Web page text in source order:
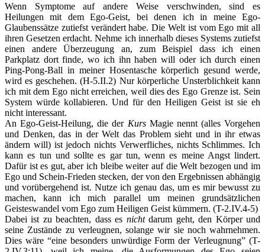
Wenn Symptome auf andere Weise verschwinden, sind es
Heilungen mit dem Ego-Geist, bei denen ich in meine Ego-
Glaubenssätze zutiefst verändert habe. Die Welt ist vom Ego mit all
ihren Gesetzen erdacht. Nehme ich innerhalb dieses Systems zutiefst
einen andere Überzeugung an, zum Beispiel dass ich einen
Parkplatz dort finde, wo ich ihn haben will oder ich durch einen
Ping-Pong-Ball in meiner Hosentasche körperlich gesund werde,
wird es geschehen. (H-5.II.2) Nur körperliche Unsterblichkeit kann
ich mit dem Ego nicht erreichen, weil dies des Ego Grenze ist. Sein
System würde kollabieren. Und für den Heiligen Geist ist sie eh
nicht interessant.
An Ego-Geist-Heilung, die der KursMagie nennt (alles Vorgehen
und Denken, das in der Welt das Problem sieht und in ihr etwas
ändern will) ist jedoch nichts Verwerfliches, nichts Schlimmes. Ich
kann es tun und sollte es gar tun, wenn es meine Angst lindert.
Dafür ist es gut, aber ich bleibe weiter auf die Welt bezogen und im
Ego und Schein-Frieden stecken, der von den Ergebnissen abhängig
und vorübergehend ist. Nutze ich genau das, um es mir bewusst zu
machen, kann ich mich parallel um meinen grundsätzlichen
Geisteswandel vom Ego zum Heiligen Geist kümmern. (T-2.IV.4-5)
Dabei ist zu beachten, dass es nichtdarum geht, den Körper und
seine Zustände zu verleugnen, solange wir sie noch wahrnehmen.
Dies wäre “eine besonders unwürdige Form der Verleugnung” (T-